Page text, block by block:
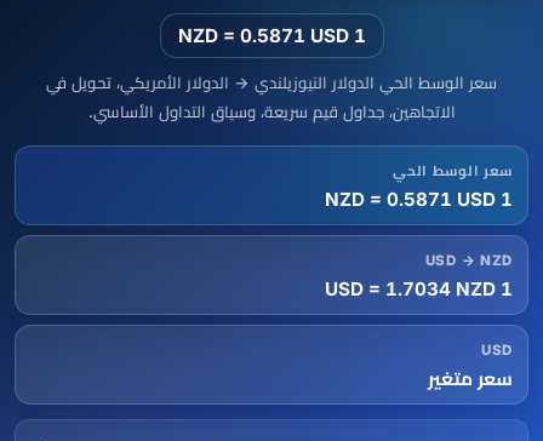
1 NZD = 0.5871 USD
سعر الوسط الحي الدولار النيوزيلندي → الدولار الأمريكي، تحويل في
الاتجاهين، جداول قيم سريعة، وسياق التداول الأساسي.
سعر الوسط الحي
1 NZD = 0.5871 USD
USD → NZD
1 USD = 1.7034 NZD
USD
سعر متغير